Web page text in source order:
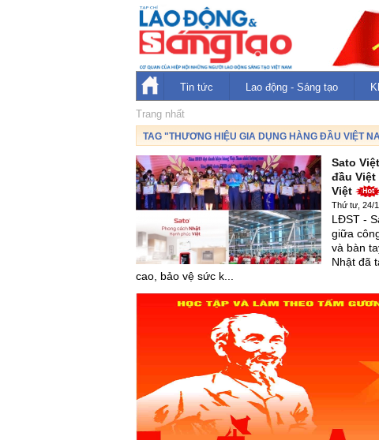
Tin tức Lao động - Sáng tạo
Trang nhất
TAG "THƯƠNG HIỆU GIA DỤNG HÀNG ĐẦU VIỆT
Sato
đầu Việt
Việt
Thứ tư, 24/
LĐST -
giữa
và bàn
Nhật đã
cao, bảo vệ sức k...